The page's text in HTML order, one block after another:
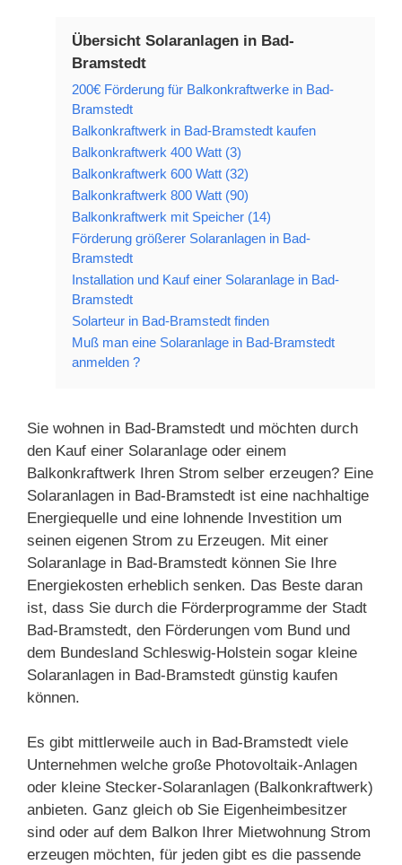
Übersicht Solaranlagen in Bad-
Bramstedt
200€ Förderung für Balkonkraftwerke in Bad-
Bramstedt
Balkonkraftwerk in Bad-Bramstedt kaufen
Balkonkraftwerk 400 Watt (3)
Balkonkraftwerk 600 Watt (32)
Balkonkraftwerk 800 Watt (90)
Balkonkraftwerk mit Speicher (14)
Förderung größerer Solaranlagen in Bad-
Bramstedt
Installation und Kauf einer Solaranlage in Bad-
Bramstedt
Solarteur in Bad-Bramstedt finden
Muß man eine Solaranlage in Bad-Bramstedt
anmelden ?
Sie wohnen in Bad-Bramstedt und möchten durch
den Kauf einer Solaranlage oder einem
Balkonkraftwerk Ihren Strom selber erzeugen? Eine
Solaranlagen in Bad-Bramstedt ist eine nachhaltige
Energiequelle und eine lohnende Investition um
seinen eigenen Strom zu Erzeugen. Mit einer
Solaranlage in Bad-Bramstedt können Sie Ihre
Energiekosten erheblich senken. Das Beste daran
ist, dass Sie durch die Förderprogramme der Stadt
Bad-Bramstedt, den Förderungen vom Bund und
dem Bundesland Schleswig-Holstein sogar kleine
Solaranlagen in Bad-Bramstedt günstig kaufen
können.
Es gibt mittlerweile auch in Bad-Bramstedt viele
Unternehmen welche große Photovoltaik-Anlagen
oder kleine Stecker-Solaranlagen (Balkonkraftwerk)
anbieten. Ganz gleich ob Sie Eigenheimbesitzer
sind oder auf dem Balkon Ihrer Mietwohnung Strom
erzeugen möchten, für jeden gibt es die passende